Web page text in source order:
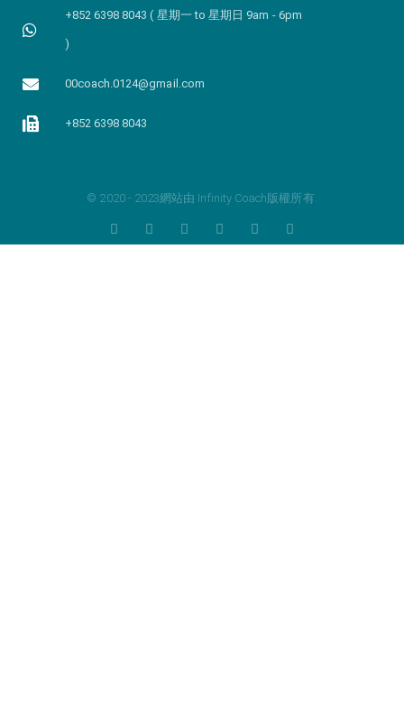
+852 6398 8043 ( 星期一 to 星期日 9am - 6pm
)
00coach.0124@gmail.com
+852 6398 8043
© 2020 - 2023網站由 Infinity Coach版權所有.